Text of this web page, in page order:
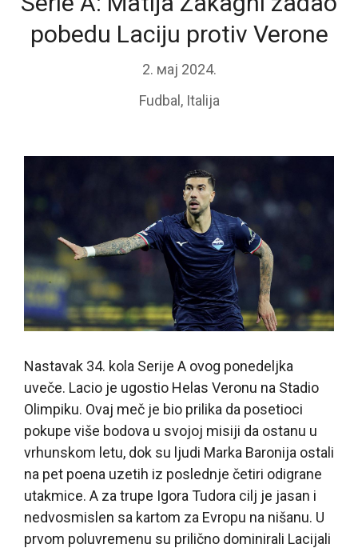
pobedu Laciju protiv Verone
2. мај 2024.
Fudbal , Italija
Nastavak 34. kola Serije A ovog ponedeljka
uveče. Lacio je ugostio Helas Veronu na Stadio
Olimpiku. Ovaj meč je bio prilika da posetioci
pokupe više bodova u svojoj misiji da ostanu u
vrhunskom letu, dok su ljudi Marka Baronija ostali
na pet poena uzetih iz poslednje četiri odigrane
utakmice. A za trupe Igora Tudora cilj je jasan i
nedvosmislen sa kartom za Evropu na nišanu. U
prvom poluvremenu su prilično dominirali Lacijali